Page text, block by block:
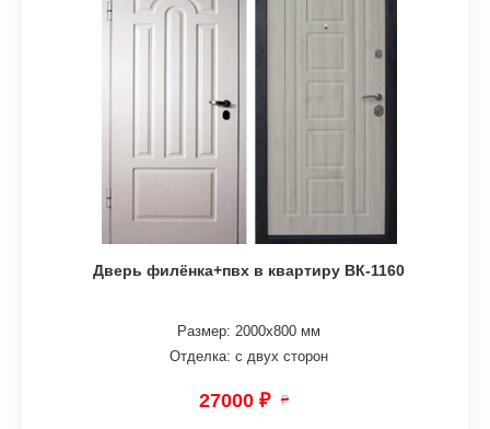
Дверь филёнка+пвх в квартиру ВК-1160
Размер: 2000х800 мм
Отделка: с двух сторон
27000 ₽ ₽